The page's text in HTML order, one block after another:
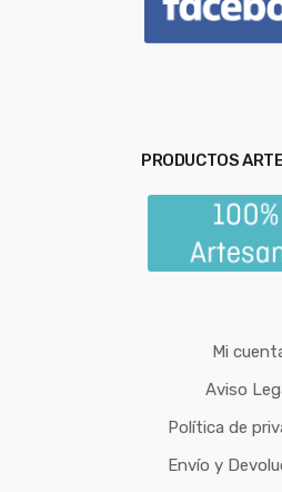
PRODUCTOS
Mi
Aviso
Política de
Envío y